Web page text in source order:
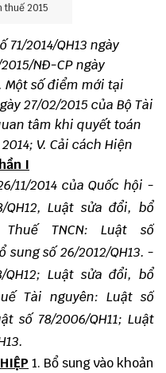
thuế 2015
71/2014/QH13 ngày
NĐ-CP ngày
Một số điểm mới tại
27/02/2015 của Bộ Tài
tâm khi quyết toán
V. Cải cách Hiện
I
11/2014 của Quốc hội -
QH12, Luật sửa đổi, bổ
TNCN: Luật số
sung số 26/2012/QH13. -
QH12; Luật sửa đổi, bổ
Tài nguyên: Luật số
số 78/2006/QH11; Luật
1. Bổ sung vào khoản